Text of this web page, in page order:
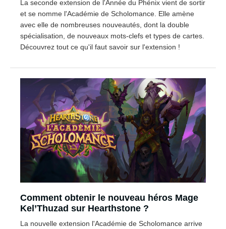
La seconde extension de l'Année du Phénix vient de sortir
et se nomme l'Académie de Scholomance. Elle amène
avec elle de nombreuses nouveautés, dont la double
spécialisation, de nouveaux mots-clefs et types de cartes.
Découvrez tout ce qu'il faut savoir sur l'extension !
Comment obtenir le nouveau héros Mage
Kel’Thuzad sur Hearthstone ?
La nouvelle extension l'Académie de Scholomance arrive